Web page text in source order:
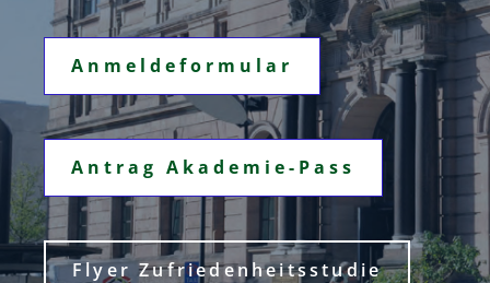
Anmeldeformular
Antrag Akademie-Pass
Flyer Zufriedenheitsstudie